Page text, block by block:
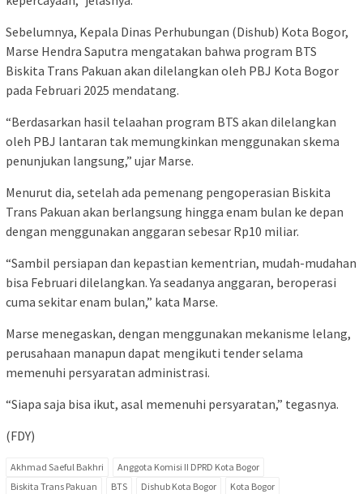
Sebelumnya, Kepala Dinas Perhubungan (Dishub) Kota Bogor,
Marse Hendra Saputra mengatakan bahwa program BTS
Biskita Trans Pakuan akan dilelangkan oleh PBJ Kota Bogor
pada Februari 2025 mendatang.
“Berdasarkan hasil telaahan program BTS akan dilelangkan
oleh PBJ lantaran tak memungkinkan menggunakan skema
penunjukan langsung,” ujar Marse.
Menurut dia, setelah ada pemenang pengoperasian Biskita
Trans Pakuan akan berlangsung hingga enam bulan ke depan
dengan menggunakan anggaran sebesar Rp10 miliar.
“Sambil persiapan dan kepastian kementrian, mudah-mudahan
bisa Februari dilelangkan. Ya seadanya anggaran, beroperasi
cuma sekitar enam bulan,” kata Marse.
Marse menegaskan, dengan menggunakan mekanisme lelang,
perusahaan manapun dapat mengikuti tender selama
memenuhi persyaratan administrasi.
“Siapa saja bisa ikut, asal memenuhi persyaratan,” tegasnya.
(FDY)
Akhmad Saeful Bakhri
Anggota Komisi II DPRD Kota Bogor
Biskita Trans Pakuan
BTS Dishub Kota Bogor Kota Bogor